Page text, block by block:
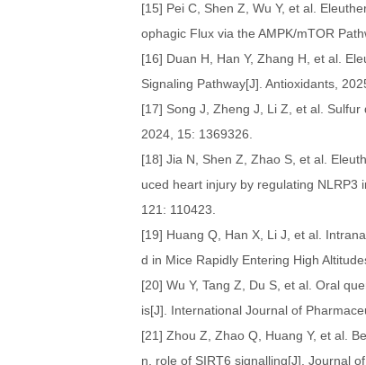
[15] Pei C, Shen Z, Wu Y, et al.
ophagic Flux via the AMPK/mTOR
[16] Duan H, Han Y, Zhang H, et al.
Signaling Pathway[J]. Antioxidants,
[17] Song J, Zheng J, Li Z, et al.
2024, 15: 1369326.
[18] Jia N, Shen Z, Zhao S, et al.
uced heart injury by regulating NLRP3
121: 110423.
[19] Huang Q, Han X, Li J, et al.
d in Mice Rapidly Entering High
[20] Wu Y, Tang Z, Du S, et al. Oral
is[J]. International Journal of
[21] Zhou Z, Zhao Q, Huang Y, et al.
n, role of SIRT6 signalling[J]. Journal